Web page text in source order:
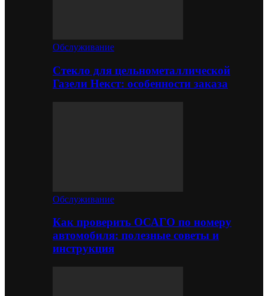
Обслуживание
Стекло для цельнометаллической
Газели Некст: особенности заказа
Обслуживание
Как проверить ОСАГО по номеру
автомобиля: полезные советы и
инструкция